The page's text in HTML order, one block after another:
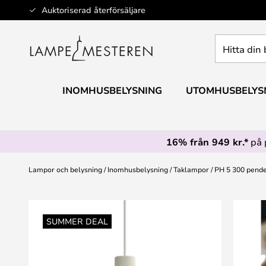
Auktoriserad återförsäljare
Hoppa
till
din
INOMHUSBELYSNING
16% från 949 kr.* på
Lampor och belysning Inomhusbelysning Taklampor PH 5 300
SUMMER DEAL